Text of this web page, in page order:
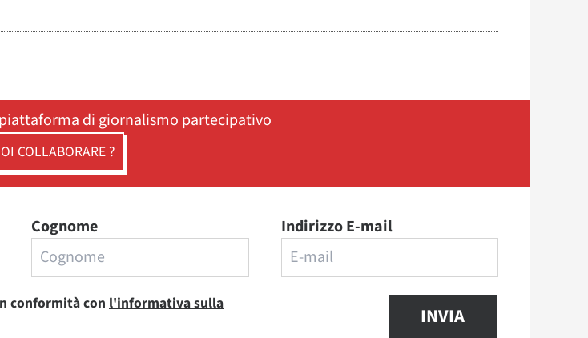
di giornalismo partecipativo
COLLABORARE ?
Cognome Indirizzo E-mail
conformità con l'informativa sulla
INVIA